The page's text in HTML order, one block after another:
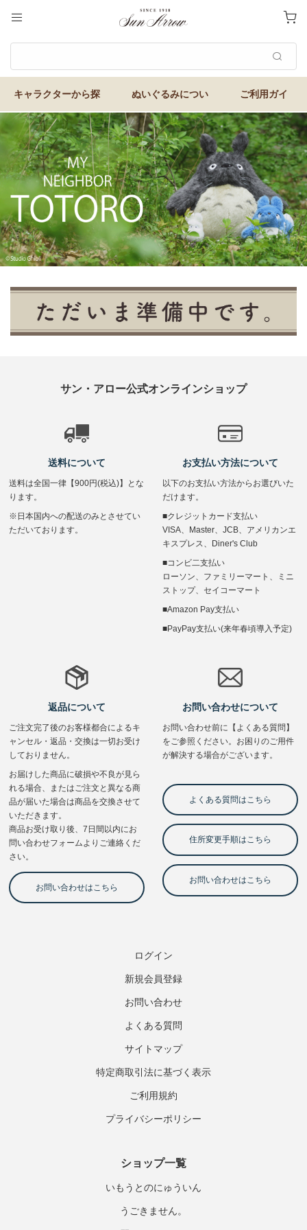
サン・アロー公式オンラインショップ
ログイン
新規会員登録
お問い合わせ
よくある質問
サイトマップ
特定商取引法に基づく表示
ご利用規約
プライバシーポリシー
ショップ一覧
いもうとのにゅういん
うごきません。